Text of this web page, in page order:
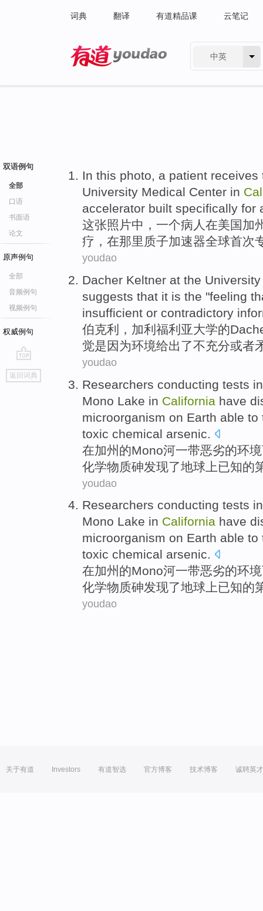
词典 翻译 有道精品课 云笔记
中英
双语例句
全部
口语
书面语
论文
原声例句
全部
音频例句
视频例句
权威例句
go
top
返回词典
In this photo, a patient receives
University Medical Center in
accelerator built specifically for
这张照片中 ， 一个病人 在美国加
疗 ， 在那里 质子加速器全球首次
youdao
Dacher Keltner at the University
suggests that it is the "feeling
insufficient or contradictory
伯克利，加利福利亚大学的
觉是因为环境给出了不充分或者
youdao
Researchers conducting tests
Mono Lake in California have
microorganism on Earth able to
toxic chemical arsenic
在加州 的Mono河一带恶劣的环
化学物质砷发现了地球 上已知的
youdao
Researchers conducting tests
Mono Lake in California have
microorganism on Earth able to
toxic chemical arsenic.
在加州 的Mono河一带恶劣的环
化学物质砷发现了地球 上已知的
youdao
关于有道 Investors 有道智选 官方博客 技术博客 诚聘英才